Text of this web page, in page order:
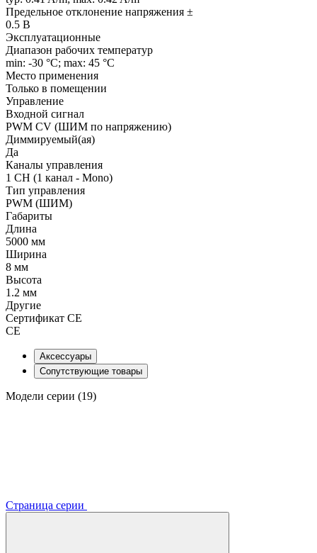
Предельное отклонение напряжения ±
0.5 В
Эксплуатационные
Диапазон рабочих температур
min: -30 °C; max: 45 °C
Место применения
Только в помещении
Управление
Входной сигнал
PWM СV (ШИМ по напряжению)
Диммируемый(ая)
Да
Каналы управления
1 CH (1 канал - Mono)
Тип управления
PWM (ШИМ)
Габариты
Длина
5000 мм
Ширина
8 мм
Высота
1.2 мм
Другие
Сертификат CE
CE
Аксессуары
Сопутствующие товары
Модели серии (19)
Страница серии